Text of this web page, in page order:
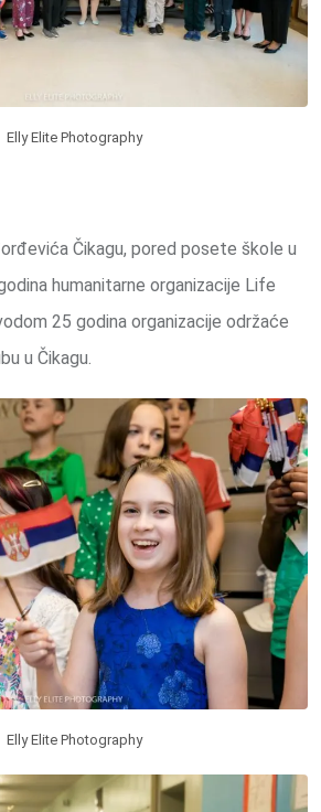
Elly Elite Photography
Čikagu, pored posete škole u
humanitarne organizacije Life
25 godina organizacije održaće
u Čikagu.
Elly Elite Photography